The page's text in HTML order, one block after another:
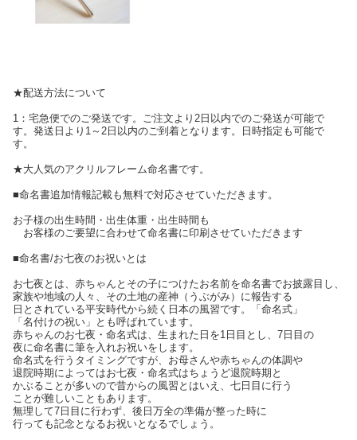
★配送方法について
1：宅急便でのご発送です。ご注文より2日以内でのご発送が可能で
す。発送日より1～2日以内のご到着となります。日時指定も可能で
す。
★大人気のアクリルフレーム命名書です。
■命名書追加情報記載も無料で対応させていただきます。
お子様の出生時間・出生体重・出生時間も
お客様のご要望に合わせて命名書に印刷させていただきます
■命名書/お七夜のお祝いとは
お七夜とは、赤ちゃんとその子につけたお名前を命名書でお披露目し、
家族や地域の人々、その土地の産神（うぶがみ）に報告する
日とされている平安時代から続く日本の風習です。「命名式」
「名付けの祝い」とも呼ばれています。
赤ちゃんのお七夜・命名式は、生まれた日を1日目とし、7日目の
夜に命名書に筆を入れお祝いをします。
命名式を行うタイミングですが、お母さんや赤ちゃんの体調や
退院時期によってはお七夜・命名式はちょうど退院時期と
かぶることが多いので昔からの風習とはいえ、七日目に行う
ことが難しいこともあります。
無理して7日目に行わず、後日万全の準備が整った時に
行っても記念となるお祝いとなるでしょう。